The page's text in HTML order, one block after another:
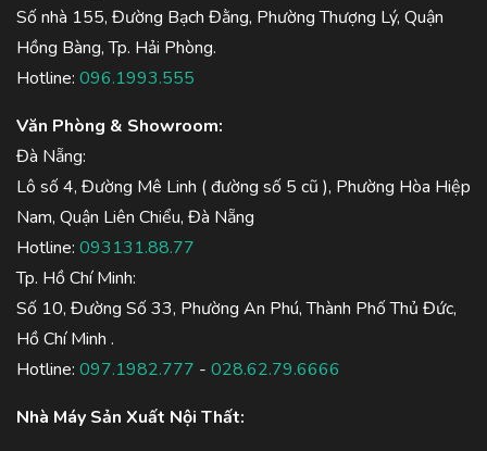
Số nhà 155, Đường Bạch Đằng, Phường Thượng Lý, Quận
Hồng Bàng, Tp. Hải Phòng.
Hotline: 096.1993.555
Văn Phòng & Showroom:
Đà Nẵng:
Lô số 4, Đường Mê Linh ( đường số 5 cũ ), Phường Hòa Hiệp
Nam, Quận Liên Chiểu, Đà Nẵng
Hotline: 093131.88.77
Tp. Hồ Chí Minh:
Số 10, Đường Số 33, Phường An Phú, Thành Phố Thủ Đức,
Hồ Chí Minh .
Hotline: 097.1982.777 - 028.62.79.6666
Nhà Máy Sản Xuất Nội Thất: